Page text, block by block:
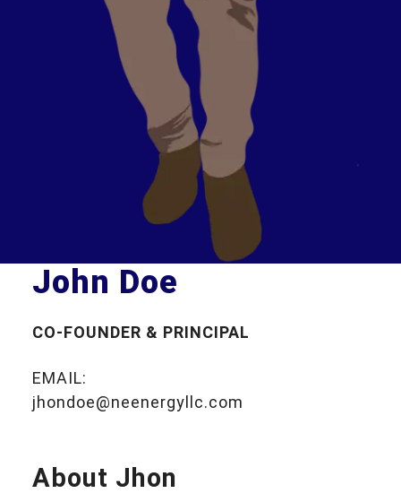
John Doe
CO-FOUNDER & PRINCIPAL
EMAIL:
jhondoe@neenergyllc.com
About Jhon